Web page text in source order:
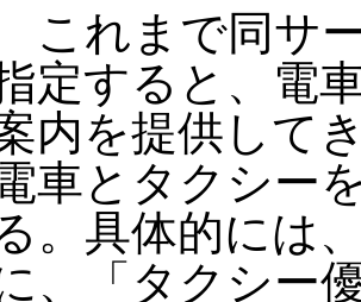
これまで同サ
定すると、電
内を提供して
車とタクシー
。具体的には
、「タクシー